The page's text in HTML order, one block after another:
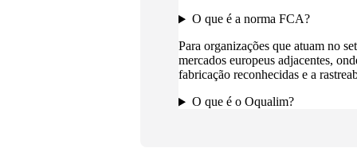
O que é a norma FCA?
Para organizações que atuam no
mercados europeus adjacentes,
fabricação reconhecidas e a
O que é o Oqualim?